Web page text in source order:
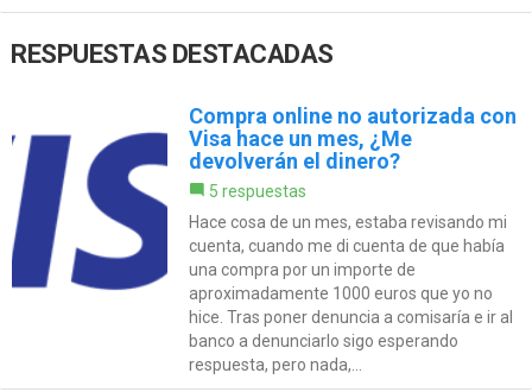
RESPUESTAS DESTACADAS
Compra online no autorizada con
Visa hace un mes, ¿Me
devolverán el dinero?
5 respuestas
Hace cosa de un mes, estaba revisando mi
cuenta, cuando me di cuenta de que había
una compra por un importe de
aproximadamente 1000 euros que yo no
hice. Tras poner denuncia a comisaría e ir al
banco a denunciarlo sigo esperando
respuesta, pero nada,...